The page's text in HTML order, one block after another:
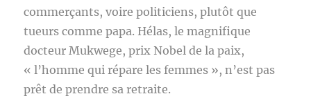
commerçants, voire politiciens, plutôt que
tueurs comme papa. Hélas, le magnifique
docteur Mukwege, prix Nobel de la paix,
« l’homme qui répare les femmes », n’est pas
prêt de prendre sa retraite.